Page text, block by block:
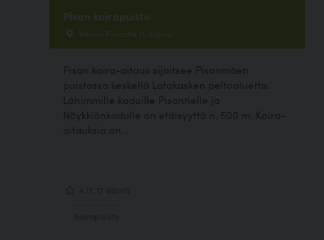
Pisan koirapuisto
Vanha Pisantie 11, Espoo
Pisan koira-aitaus sijaitsee Pisanmäen
puistossa keskellä Latokasken peltoaluetta.
Lähimmille kaduille Pisantielle ja
Nöykkiönkadulle on etäisyyttä n. 500 m. Koira-
aitauksia on...